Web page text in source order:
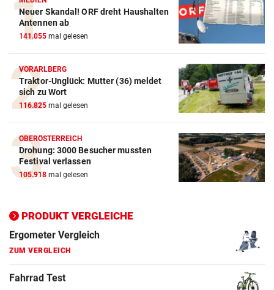
Neuer Skandal! ORF dreht Haushalten
Antennen ab
141.055 mal gelesen
VORARLBERG
Traktor-Unglück: Mutter (36) meldet
sich zu Wort
116.825 mal gelesen
OBERÖSTERREICH
Drohung: 3000 Besucher mussten
Festival verlassen
105.918 mal gelesen
PRODUKT VERGLEICHE
Action-Cam Vergleich
ZUM VERGLEICH
Crosstrainer Vergleich
ZUM VERGLEICH
E-Bike Vergleich
ZUM VERGLEICH
Elektro-Scooter Vergleich
ZUM VERGLEICH
ZUM VERGLEICH
Fahrrad Test
ZUM VERGLEICH
Fahrradanhänger Vergleich